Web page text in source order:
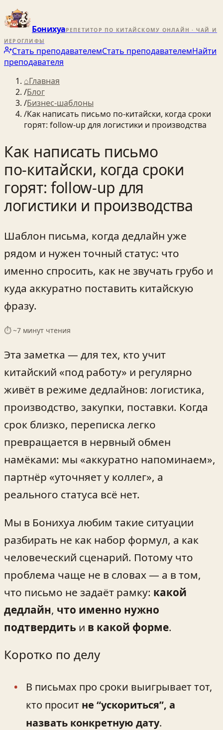
БонихуаРЕПЕТИТОР ПО КИТАЙСКОМУ ОНЛАЙН · ЧАЙ И
ИЕРОГЛИФЫ
Стать преподавателемСтать преподавателемНайти
преподавателя
⌂Главная
/Блог
/Бизнес-шаблоны
/Как написать письмо по‑китайски, когда сроки
горят: follow‑up для логистики и производства
Как написать письмо
по‑китайски, когда сроки
горят: follow‑up для
логистики и производства
Шаблон письма, когда дедлайн уже
рядом и нужен точный статус: что
именно спросить, как не звучать грубо и
куда аккуратно поставить китайскую
фразу.
⏱ ~7 минут чтения
Эта заметка — для тех, кто учит
китайский «под работу» и регулярно
живёт в режиме дедлайнов: логистика,
производство, закупки, поставки. Когда
срок близко, переписка легко
превращается в нервный обмен
намёками: мы «аккуратно напоминаем»,
партнёр «уточняет у коллег», а
реального статуса всё нет.
Мы в Бонихуа любим такие ситуации
разбирать не как набор формул, а как
человеческий сценарий. Потому что
проблема чаще не в словах — а в том,
что письмо не задаёт рамку: какой
дедлайн, что именно нужно
подтвердить и в какой форме.
Коротко по делу
В письмах про сроки выигрывает тот,
кто просит не “ускориться”, а
назвать конкретную дату.